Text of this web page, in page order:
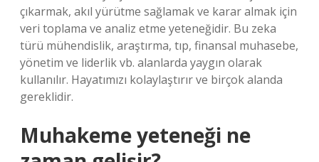
çıkarmak, akıl yürütme sağlamak ve karar almak için
veri toplama ve analiz etme yeteneğidir. Bu zeka
türü mühendislik, araştırma, tıp, finansal muhasebe,
yönetim ve liderlik vb. alanlarda yaygın olarak
kullanılır. Hayatımızı kolaylaştırır ve birçok alanda
gereklidir.
Muhakeme yeteneği ne